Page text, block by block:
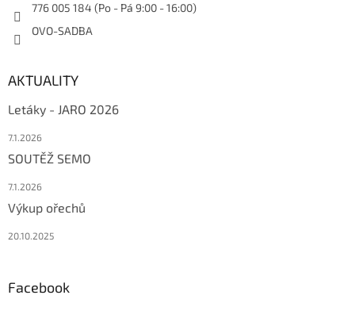
776 005 184 (Po - Pá 9:00 - 16:00)
OVO-SADBA
AKTUALITY
Letáky - JARO 2026
7.1.2026
SOUTĚŽ SEMO
7.1.2026
Výkup ořechů
20.10.2025
Facebook